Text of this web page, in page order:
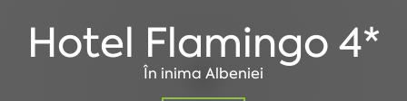
Hotel Flamingo 4*
În inima Albeniei